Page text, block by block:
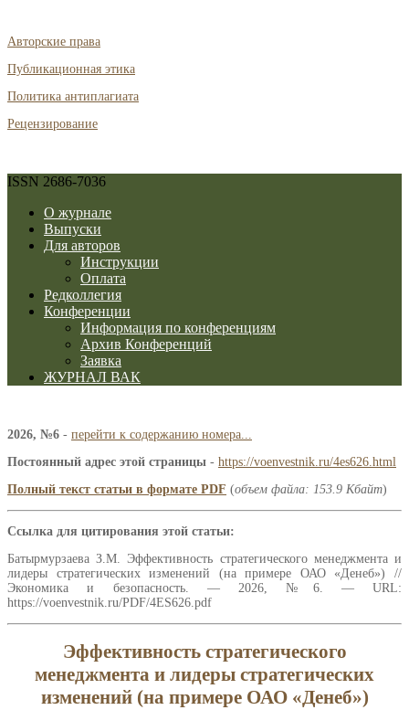
Авторские права
Публикационная этика
Политика антиплагиата
Рецензирование
ISSN 2686-7036
О журнале
Выпуски
Для авторов
Инструкции
Оплата
Редколлегия
Конференции
Информация по конференциям
Архив Конференций
Заявка
ЖУРНАЛ ВАК
2026, №6 - перейти к содержанию номера...
Постоянный адрес этой страницы - https://voenvestnik.ru/4es626.html
Полный текст статьи в формате PDF (объем файла: 153.9 Кбайт)
Ссылка для цитирования этой статьи:
Батырмурзаева З.М. Эффективность стратегического менеджмента и
лидеры стратегических изменений (на примере ОАО «Денеб») //
Экономика и безопасность. — 2026, №6. — URL:
https://voenvestnik.ru/PDF/4ES626.pdf
Эффективность стратегического
менеджмента и лидеры стратегических
изменений (на примере ОАО «Денеб»)